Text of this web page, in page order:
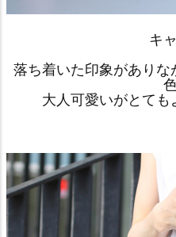
キ
落ち着いた印象があり
大人可愛いがとても